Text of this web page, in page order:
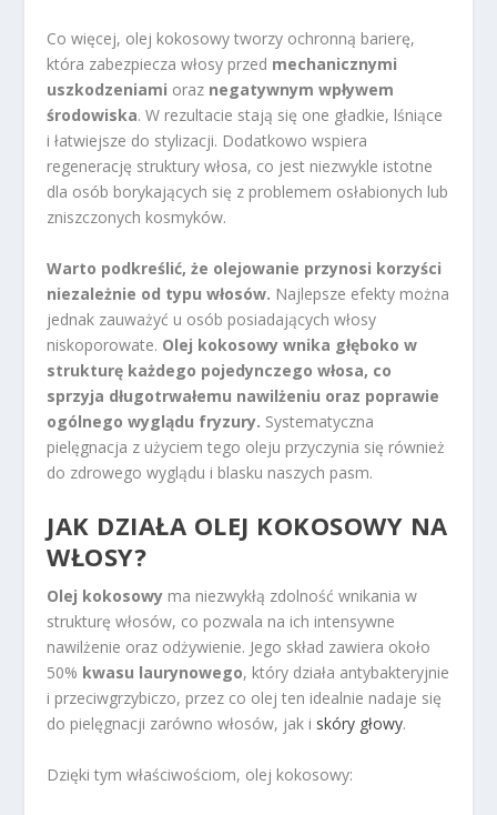
Co więcej, olej kokosowy tworzy ochronną barierę,
która zabezpiecza włosy przed mechanicznymi
uszkodzeniami oraz negatywnym wpływem
środowiska. W rezultacie stają się one gładkie, lśniące
i łatwiejsze do stylizacji. Dodatkowo wspiera
regenerację struktury włosa, co jest niezwykle istotne
dla osób borykających się z problemem osłabionych lub
zniszczonych kosmyków.
Warto podkreślić, że olejowanie przynosi korzyści
niezależnie od typu włosów. Najlepsze efekty można
jednak zauważyć u osób posiadających włosy
niskoporowate. Olej kokosowy wnika głęboko w
strukturę każdego pojedynczego włosa, co
sprzyja długotrwałemu nawilżeniu oraz poprawie
ogólnego wyglądu fryzury. Systematyczna
pielęgnacja z użyciem tego oleju przyczynia się również
do zdrowego wyglądu i blasku naszych pasm.
JAK DZIAŁA OLEJ KOKOSOWY NA
WŁOSY?
Olej kokosowy ma niezwykłą zdolność wnikania w
strukturę włosów, co pozwala na ich intensywne
nawilżenie oraz odżywienie. Jego skład zawiera około
50% kwasu laurynowego, który działa antybakteryjnie
i przeciwgrzybiczo, przez co olej ten idealnie nadaje się
do pielęgnacji zarówno włosów, jak i skóry głowy.
Dzięki tym właściwościom, olej kokosowy: